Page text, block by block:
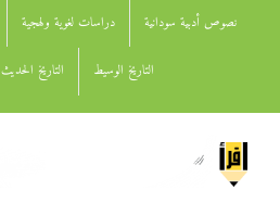
نصوص أدبية سودانية دراسات لغوية ولهجية
التاريخ الوسيط التاريخ الحديث